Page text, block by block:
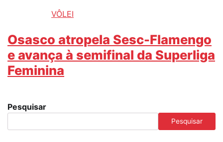
VÔLEI
Osasco atropela Sesc-Flamengo
e avança à semifinal da Superliga
Feminina
Pesquisar
Pesquisar